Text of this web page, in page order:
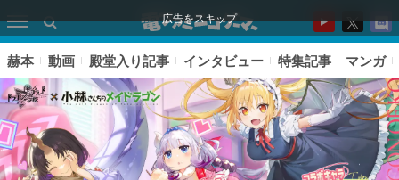
広告をスキップ
赫本 動画 殿堂入り記事 インタビュー 特集記事 マンガ